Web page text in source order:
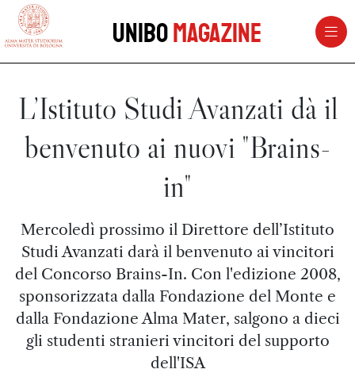
vai al contenuto della pagina
UniboMagazine
L’Istituto Studi Avanzati dà il
benvenuto ai nuovi "Brains-
in"
Mercoledì prossimo il Direttore dell’Istituto
Studi Avanzati darà il benvenuto ai vincitori
del Concorso Brains-In. Con l'edizione 2008,
sponsorizzata dalla Fondazione del Monte e
dalla Fondazione Alma Mater, salgono a dieci
gli studenti stranieri vincitori del supporto
dell'ISA